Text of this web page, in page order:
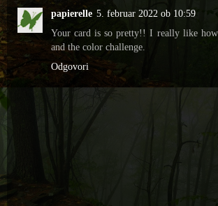
papierelle 5. februar 2022 ob 10:59
Your card is so pretty!! I really like
and the color challenge.
Odgovori